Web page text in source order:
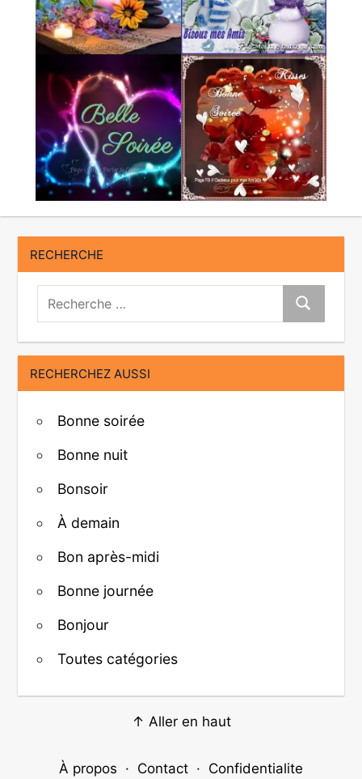
RECHERCHE
Recherche:
Recherche
RECHERCHEZ AUSSI
Bonne soirée
Bonne nuit
Bonsoir
À demain
Bon après-midi
Bonne journée
Bonjour
Toutes catégories
↑ Aller en haut
À propos · Contact · Confidentialite